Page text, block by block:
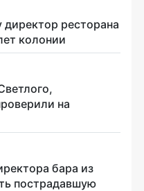
ресторана
колонии
на
бара из
пострадавшую